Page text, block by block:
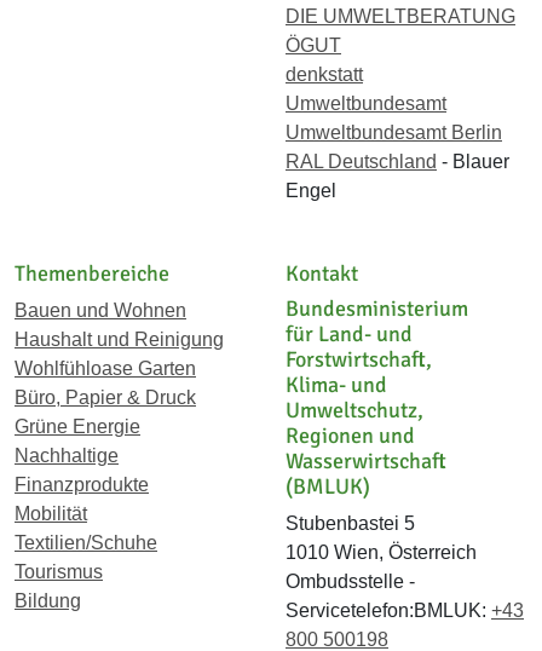
DIE UMWELTBERATUNG
ÖGUT
denkstatt
Umweltbundesamt
Umweltbundesamt Berlin
RAL Deutschland - Blauer
Engel
Themenbereiche
Bauen und Wohnen
Haushalt und Reinigung
Wohlfühloase Garten
Büro, Papier & Druck
Grüne Energie
Nachhaltige
Finanzprodukte
Mobilität
Textilien/Schuhe
Tourismus
Bildung
Kontakt
Bundesministerium
für Land- und
Forstwirtschaft,
Klima- und
Umweltschutz,
Regionen und
Wasserwirtschaft
(BMLUK)
Stubenbastei 5
1010 Wien, Österreich
Ombudsstelle -
Servicetelefon:BMLUK: +43
800 500198